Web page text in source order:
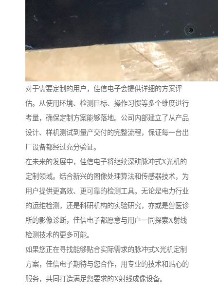
对于需要定制的用户，佳信电子会提供详细的方案评
估。从使用环境、检测目标、操作习惯等多个维度进行
考量，确保定制方案能够落地。公司内部建立了从产品
设计、样机测试到量产交付的完整流程，保证每一台出
厂设备都经过充分验证。
在未来的发展中，佳信电子将继续深耕脉冲式X光机的
定制领域。结合新兴的图像处理算法和传感器技术，为
用户提供更高效、更可靠的检测工具。无论是电力行业
的运维检测，还是科研机构的实验研究，亦或是兽医诊
所的影像诊断，佳信电子都愿意与用户一同探索X射线
检测技术的更多可能。
如果您正在寻找能够贴合实际需求的脉冲式X光机定制
方案，佳信电子期待与您合作，用专业的技术和贴心的
服务，共同打造满足您要求的X射线成像设备。